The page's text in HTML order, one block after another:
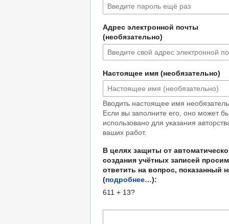
Адрес электронной почты
(необязательно)
Настоящее имя (необязательно)
Вводить настоящее имя
Если вы заполните его, оно может
использовано для указания
ваших работ.
В целях защиты от
создания учётных записей
ответить на вопрос, показанный
(подробнее…):
611 + 13?